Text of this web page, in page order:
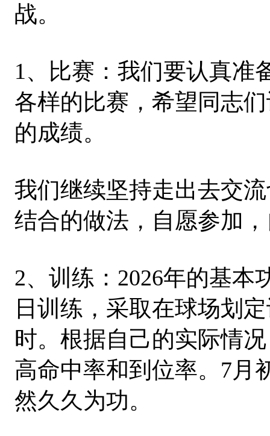
战。
1、比赛：我们要认真准
各样的比赛，希望同志
的成绩。
我们继续坚持走出去交
结合的做法，自愿参加
2、训练：2026年的基本
日训练，采取在球场划
时。根据自己的实际情
高命中率和到位率。7月
然久久为功。